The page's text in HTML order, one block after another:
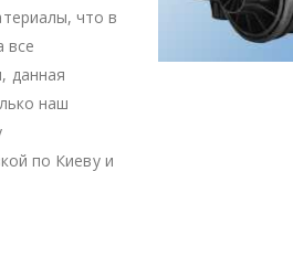
что в
все
данная
наш
по Киеву и